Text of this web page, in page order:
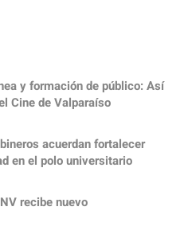
y formación de público: Así
Cine de Valparaíso
acuerdan fortalecer
en el polo universitario
recibe nuevo